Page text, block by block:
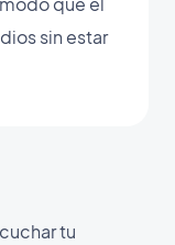
sin estar
tu